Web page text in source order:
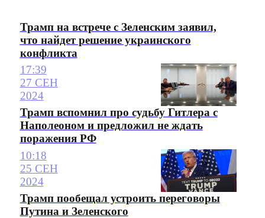
Трамп на встрече с Зеленским заявил,
что найдет решение украинского
конфликта
17:39
27 СЕН
2024
Трамп вспомнил про судьбу Гитлера с
Наполеоном и предложил не ждать
поражения РФ
10:18
25 СЕН
2024
Трамп пообещал устроить переговоры
Путина и Зеленского